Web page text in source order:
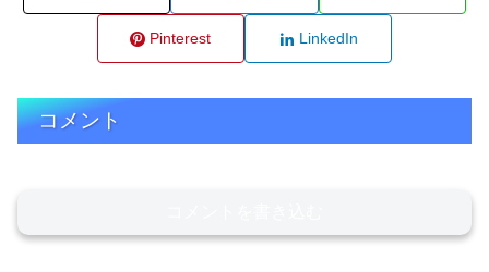
Pinterest LinkedIn
コメント